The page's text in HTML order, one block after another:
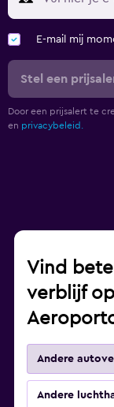
E-mail mij
Stel een
Door een prijsalert te
en privacybeleid.
Vind
verblijf
Andere
Andere